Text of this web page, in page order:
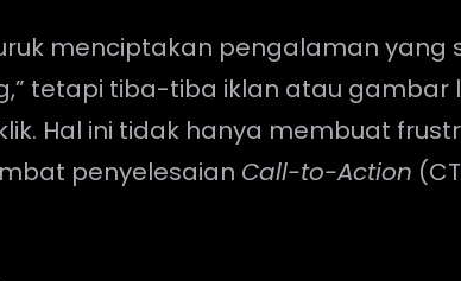
menciptakan pengalaman
tetapi tiba-tiba iklan atau
Hal ini tidak hanya membuat
penyelesaian Call-to-Action